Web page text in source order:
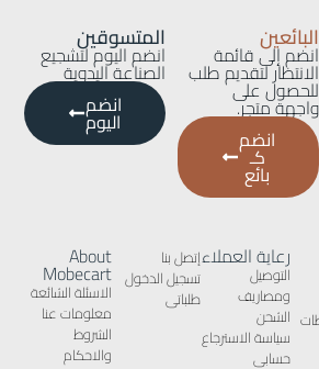
البائعين
انضم إلى قائمة
الانتظار لتقديم طلب
للحصول على
واجهة متجر.
انضم
كـ
بائع
المتسوقين
انضم اليوم لتشجيع
الصناعة اليدوية
انضم
اليوم
رعاية العملاء
التوصيل
ومصاريف
الشحن
سياسة الاسترجاع
حسابى
إتصل بنا
تسجيل الدخول
طلباتى
About
Mobecart
الاسئلة الشائعة
معلومات عنا
الشروط
والاحكام